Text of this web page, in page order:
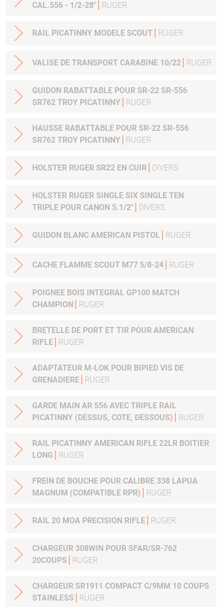
CAL.556 - 1/2-28"
RUGER
RAIL PICATINNY MODELE SCOUT RUGER
VALISE DE TRANSPORT CARABINE 10/22 RUGER
GUIDON RABATTABLE POUR SR-22 SR-556
SR762 TROY PICATINNY
RUGER
HAUSSE RABATTABLE POUR SR-22 SR-556
SR762 TROY PICATINNY
RUGER
HOLSTER RUGER SR22 EN CUIR DIVERS
HOLSTER RUGER SINGLE SIX SINGLE TEN
TRIPLE POUR CANON 5.1/2"
DIVERS
GUIDON BLANC AMERICAN PISTOL RUGER
CACHE FLAMME SCOUT M77 5/8-24 RUGER
POIGNEE BOIS INTEGRAL GP100 MATCH
CHAMPION
RUGER
BRETELLE DE PORT ET TIR POUR AMERICAN
RIFLE
RUGER
ADAPTATEUR M-LOK POUR BIPIED VIS DE
GRENADIERE
RUGER
GARDE MAIN AR 556 AVEC TRIPLE RAIL
PICATINNY (DESSUS, COTE, DESSOUS)
RUGER
RAIL PICATINNY AMERICAN RIFLE 22LR BOITIER
LONG
RUGER
FREIN DE BOUCHE POUR CALIBRE 338 LAPUA
MAGNUM (COMPATIBLE RPR)
RUGER
RAIL 20 MOA PRECISION RIFLE RUGER
CHARGEUR 308WIN POUR SFAR/SR-762
20COUPS
RUGER
CHARGEUR SR1911 COMPACT C/9MM 10 COUPS
STAINLESS
RUGER